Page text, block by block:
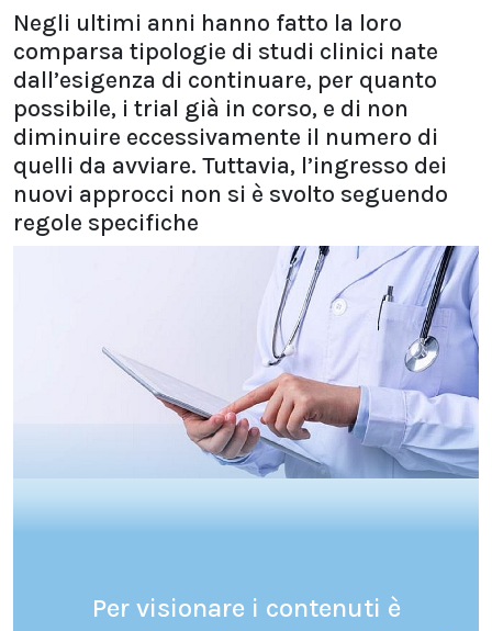
Negli ultimi anni hanno fatto la loro
comparsa tipologie di studi clinici nate
dall’esigenza di continuare, per quanto
possibile, i trial già in corso, e di non
diminuire eccessivamente il numero di
quelli da avviare. Tuttavia, l’ingresso dei
nuovi approcci non si è svolto seguendo
regole specifiche
Per visionare i contenuti è